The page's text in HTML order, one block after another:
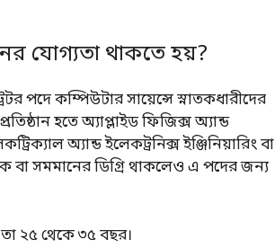
যোগ্যতা থাকতে হয়?
পদে কম্পিউটার সায়েন্সে স্নাতকধারীদের
হতে অ্যাপ্লাইড ফিজিক্স অ্যান্ড
অ্যান্ড ইলেকট্রনিক্স ইঞ্জিনিয়ারিং বা
বা সমমানের ডিগ্রি থাকলেও এ পদের জন্য
তা ২৫ থেকে ৩৫ বছর।